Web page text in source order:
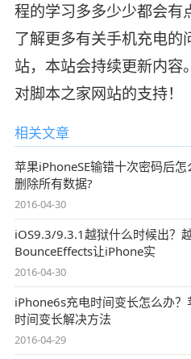
程的学习多多少少都会有
了解更多有关手机充电的
站，本站会持续更新内容
对脚本之家网站的支持！
相关文章
苹果iPhoneSE输错十次密码后
删除所有数据?
2016-04-30
iOS9.3/9.3.1越狱什么时候出？
BounceEffects让iPhone实
2016-04-30
iPhone6s充电时间变长怎么办？
时间变长解决方法
2016-04-29